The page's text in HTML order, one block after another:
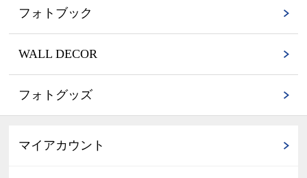
フォトブック
WALL DECOR
フォトグッズ
マイアカウント